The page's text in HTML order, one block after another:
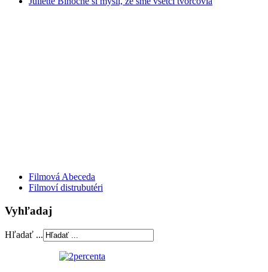
Filmová Abeceda
Filmoví distrubutéri
Vyhľadaj
Hľadať ...